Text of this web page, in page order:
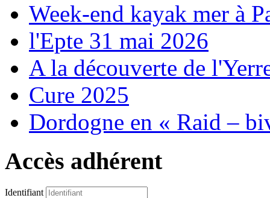
Week-end kayak mer à
l'Epte 31 mai 2026
A la découverte de
Cure 2025
Dordogne en « Raid –
Accès adhérent
Identifiant